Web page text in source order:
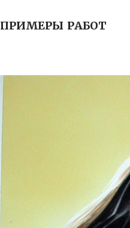
ПРИМЕРЫ РАБОТ